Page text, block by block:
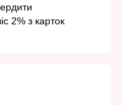
2% з карток